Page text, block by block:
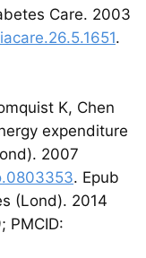
Care. 2003
.
K, Chen
expenditure
2007
. Epub
(Lond). 2014
PMCID: